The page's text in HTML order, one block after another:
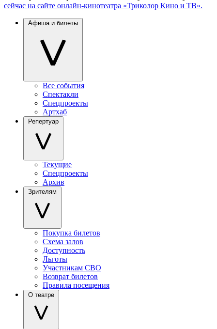
сейчас на сайте онлайн-кинотеатра «Триколор Кино и ТВ».
Афиша и билеты
Все события
Спектакли
Спецпроекты
Артхаб
Репертуар
Текущие
Спецпроекты
Архив
Зрителям
Покупка билетов
Схема залов
Доступность
Льготы
Участникам СВО
Возврат билетов
Правила посещения
О театре